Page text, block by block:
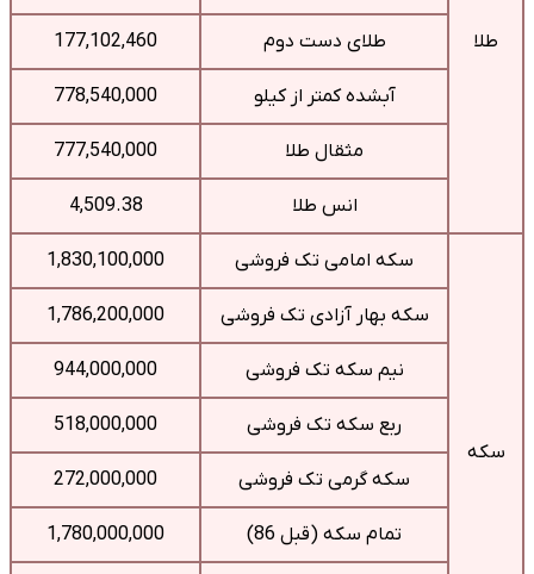
طلا طلای دست دوم 177,102,460
آبشده کمتر از کیلو 778,540,000
مثقال طلا 777,540,000
انس طلا 4,509.38
سکه
سکه امامی تک فروشی 1,830,100,000
سکه بهار آزادی تک فروشی 1,786,200,000
نیم سکه تک فروشی 944,000,000
ربع سکه تک فروشی 518,000,000
سکه گرمی تک فروشی 272,000,000
تمام سکه (قبل 86) 1,780,000,000